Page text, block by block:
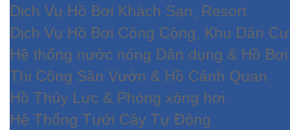
Dịch Vụ Hồ Bơi Khách Sạn, Resort
Dịch Vụ Hồ Bơi Công Cộng, Khu Dân Cư
Hệ thống nước nóng Dân dụng & Hồ Bơi
Thi Công Sân Vườn & Hồ Cảnh Quan
Hồ Thủy Lực & Phòng xông hơi
Hệ Thống Tưới Cây Tự Động